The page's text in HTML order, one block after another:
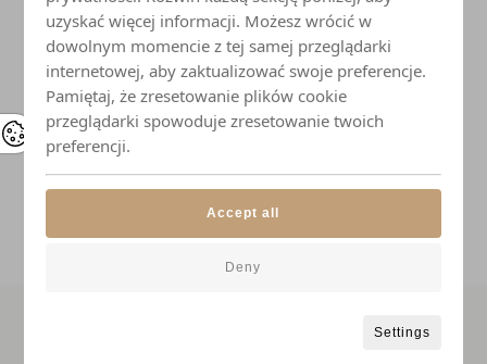
Naczynia i przybory kuchenne
Elegancka zastawa stołowa
Łazienka z prysznicem
uzyskać więcej informacji. Możesz wrócić w
dowolnym momencie z tej samej przeglądarki
internetowej, aby zaktualizować swoje preferencje.
Pamiętaj, że zresetowanie plików cookie
przeglądarki spowoduje zresetowanie twoich
preferencji.
Settings
Deny
Accept all